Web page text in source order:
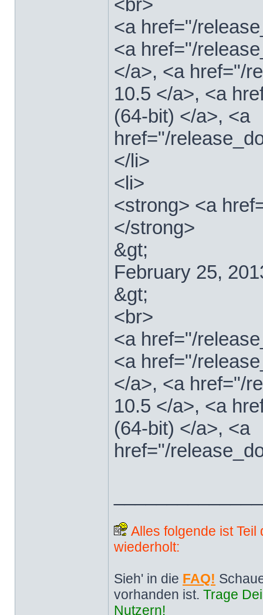
<br>
<a href="/
<a href="/
</a>, <a href="/
10.5 </a>, <a
(64-bit) </a>, <a
href="/
</li>
<li>
<strong> <a
</strong>
&gt;
February 25,
&gt;
<br>
<a href="/
<a href="/
</a>, <a href="/
10.5 </a>, <a
(64-bit) </a>, <a
href="/
Alles folgende ist
wiederholt:
Sieh' in die FAQ!
vorhanden ist. Trage
Nutzern!